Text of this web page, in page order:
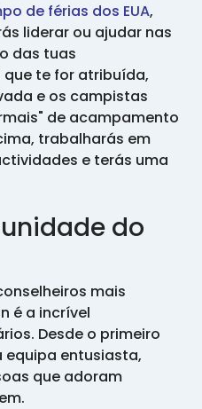
de férias dos EUA,
liderar ou ajudar nas
das tuas
te for atribuída,
e os campistas
de acampamento
trabalharás em
e terás uma
do
mais
é a incrível
Desde o primeiro
equipa entusiasta,
que adoram